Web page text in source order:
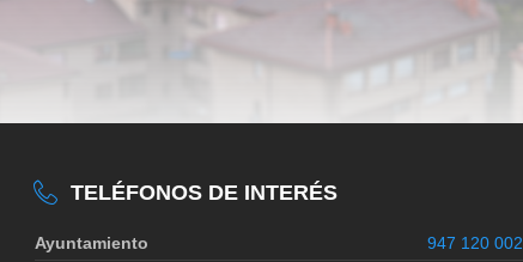
TELÉFONOS DE INTERÉS
Ayuntamiento 947 120 002